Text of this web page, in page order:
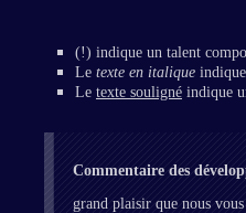
(!) indique un talent
Le texte en italique
Le texte souligné indique
Commentaire des
grand plaisir que nous